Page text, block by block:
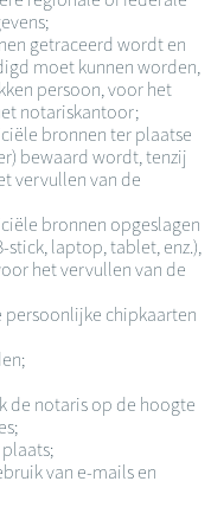
getraceerd wordt en
moet kunnen worden,
persoon, voor het
notariskantoor;
bronnen ter plaatse
bewaard wordt, tenzij
vervullen van de
bronnen opgeslagen
laptop, tablet, enz.),
het vervullen van de
chipkaarten
notaris op de hoogte
van e-mails en